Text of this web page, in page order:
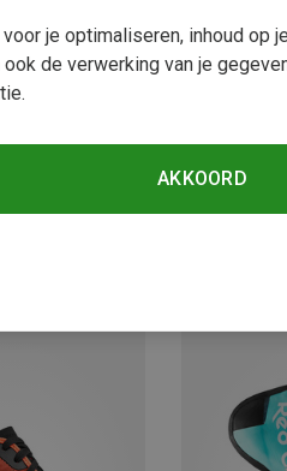
je optimaliseren, inhoud op
de verwerking van je
AKKOORD